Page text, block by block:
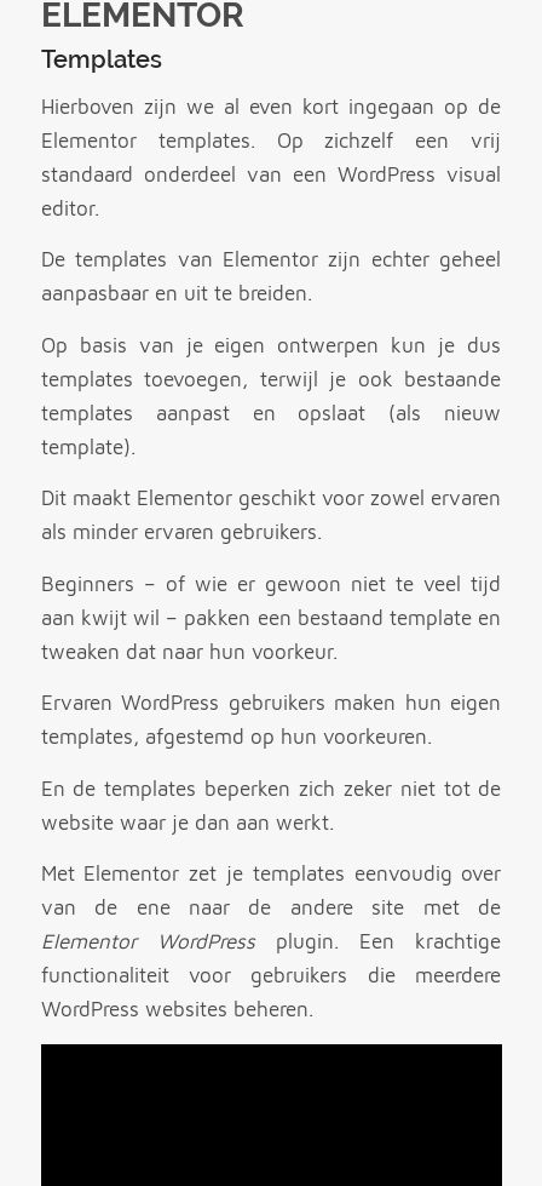
ELEMENTOR
Templates
Hierboven zijn we al even kort ingegaan op de
Elementor templates. Op zichzelf een vrij
standaard onderdeel van een WordPress visual
editor.
De templates van Elementor zijn echter geheel
aanpasbaar en uit te breiden.
Op basis van je eigen ontwerpen kun je dus
templates toevoegen, terwijl je ook bestaande
templates aanpast en opslaat (als nieuw
template).
Dit maakt Elementor geschikt voor zowel ervaren
als minder ervaren gebruikers.
Beginners – of wie er gewoon niet te veel tijd
aan kwijt wil – pakken een bestaand template en
tweaken dat naar hun voorkeur.
Ervaren WordPress gebruikers maken hun eigen
templates, afgestemd op hun voorkeuren.
En de templates beperken zich zeker niet tot de
website waar je dan aan werkt.
Met Elementor zet je templates eenvoudig over
van de ene naar de andere site met de
Elementor WordPressplugin. Een krachtige
functionaliteit voor gebruikers die meerdere
WordPress websites beheren.